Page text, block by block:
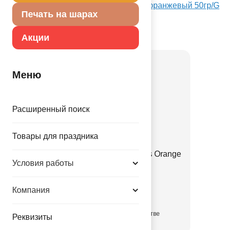
Печать на шарах
Акции
Меню
Расширенный поиск
Товары для праздника
Условия работы
Компания
Реквизиты
Посмотреть Наполнитель бумажный оранжевый 50гр/G
на Портале оптовых закупок
Товар из коллекции
Е 12" Пастель Retro Hermes Orange
3.35 руб.
в достаточном количестве